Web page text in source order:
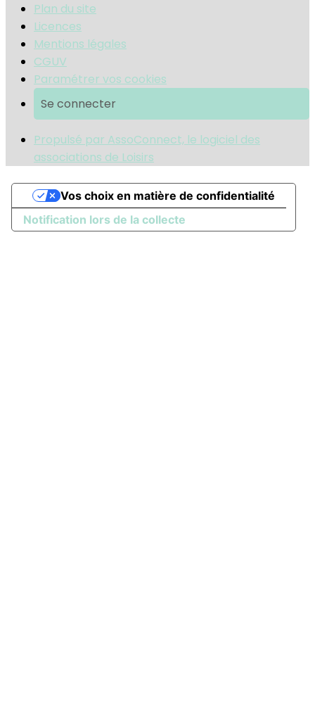
Plan du site
Licences
Mentions légales
CGUV
Paramétrer vos cookies
Se connecter
Propulsé par AssoConnect, le logiciel des
associations de Loisirs
Notification lors de la collecte
Vos choix en matière de confidentialité